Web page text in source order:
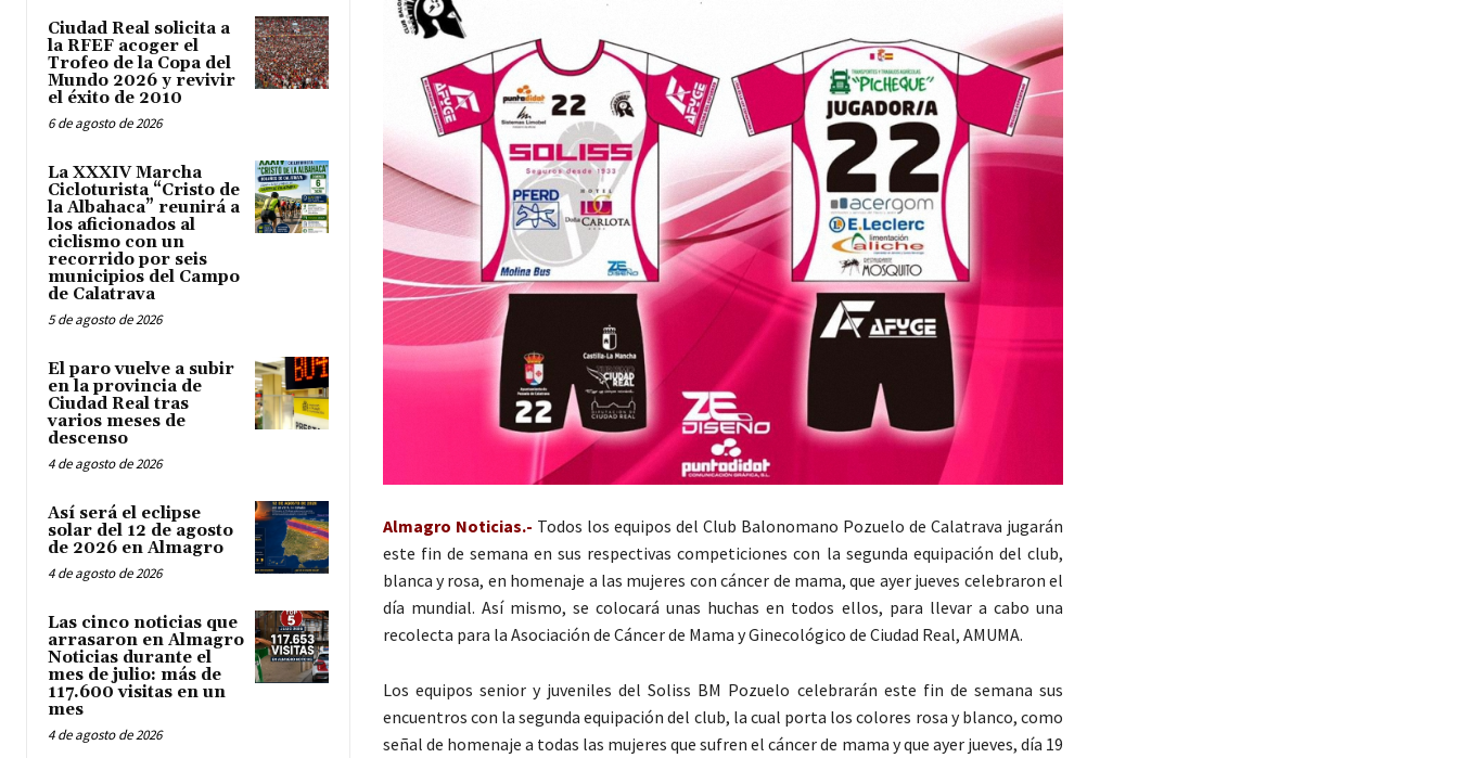
Ciudad Real solicita a
la RFEF acoger el
Trofeo de la Copa del
Mundo 2026 y revivir
el éxito de 2010
6 de agosto de 2026
La XXXIV Marcha
Cicloturista “Cristo de
la Albahaca” reunirá a
los aficionados al
ciclismo con un
recorrido por seis
municipios del Campo
de Calatrava
5 de agosto de 2026
El paro vuelve a subir
en la provincia de
Ciudad Real tras
varios meses de
descenso
4 de agosto de 2026
Así será el eclipse
solar del 12 de agosto
de 2026 en Almagro
4 de agosto de 2026
Las cinco noticias que
arrasaron en Almagro
Noticias durante el
mes de julio: más de
117.600 visitas en un
mes
4 de agosto de 2026
Almagro Noticias.- Todos los equipos del Club Balonomano Pozuelo de Calatrava jugarán
este fin de semana en sus respectivas competiciones con la segunda equipación del club,
blanca y rosa, en homenaje a las mujeres con cáncer de mama, que ayer jueves celebraron el
día mundial. Así mismo, se colocará unas huchas en todos ellos, para llevar a cabo una
recolecta para la Asociación de Cáncer de Mama y Ginecológico de Ciudad Real, AMUMA.
Los equipos senior y juveniles del Soliss BM Pozuelo celebrarán este fin de semana sus
encuentros con la segunda equipación del club, la cual porta los colores rosa y blanco, como
señal de homenaje a todas las mujeres que sufren el cáncer de mama y que ayer jueves, día 19